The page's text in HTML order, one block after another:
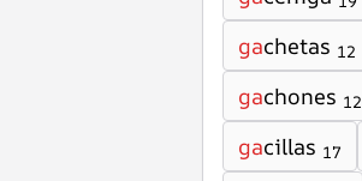
gachetas 12
gachones 12
gacillas 17